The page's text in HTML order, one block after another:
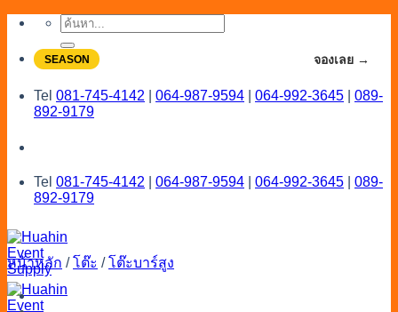
Skip
content
ค้นหา:
SEASON จองเลย →
Tel 081-745-4142 064-987-9594 064-992-3645
089-
892-9179
Tel 081-745-4142 064-987-9594 064-992-3645
089-
892-9179
หน้าหลัก / โต๊ะ / โต๊ะบาร์สูง